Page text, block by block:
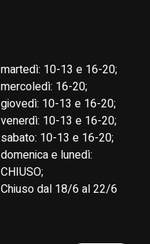
martedì: 10-13 e 16-20;
mercoledì: 16-20;
giovedì: 10-13 e 16-20;
venerdì: 10-13 e 16-20;
sabato: 10-13 e 16-20;
domenica e lunedì:
CHIUSO;
Chiuso dal 18/6 al 22/6
English